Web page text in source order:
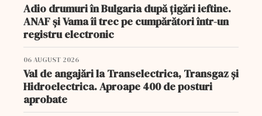
Adio drumuri în Bulgaria după țigări ieftine.
ANAF și Vama îi trec pe cumpărători într-un
registru electronic
06 AUGUST 2026
Val de angajări la Transelectrica, Transgaz și
Hidroelectrica. Aproape 400 de posturi
aprobate